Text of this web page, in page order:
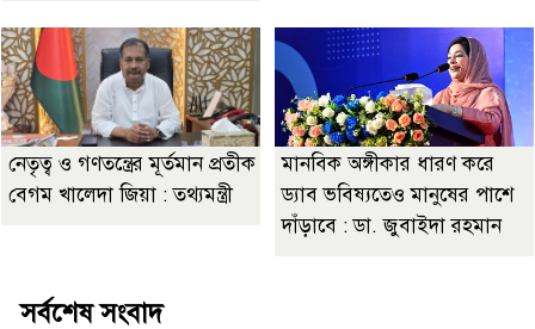
নেতৃত্ব ও গণতন্ত্রের মূর্তমান প্রতীক
বেগম খালেদা জিয়া : তথ্যমন্ত্রী
মানবিক অঙ্গীকার ধারণ করে
ড্যাব ভবিষ্যতেও মানুষের পাশে
দাঁড়াবে : ডা. জুবাইদা রহমান
সর্বশেষ সংবাদ